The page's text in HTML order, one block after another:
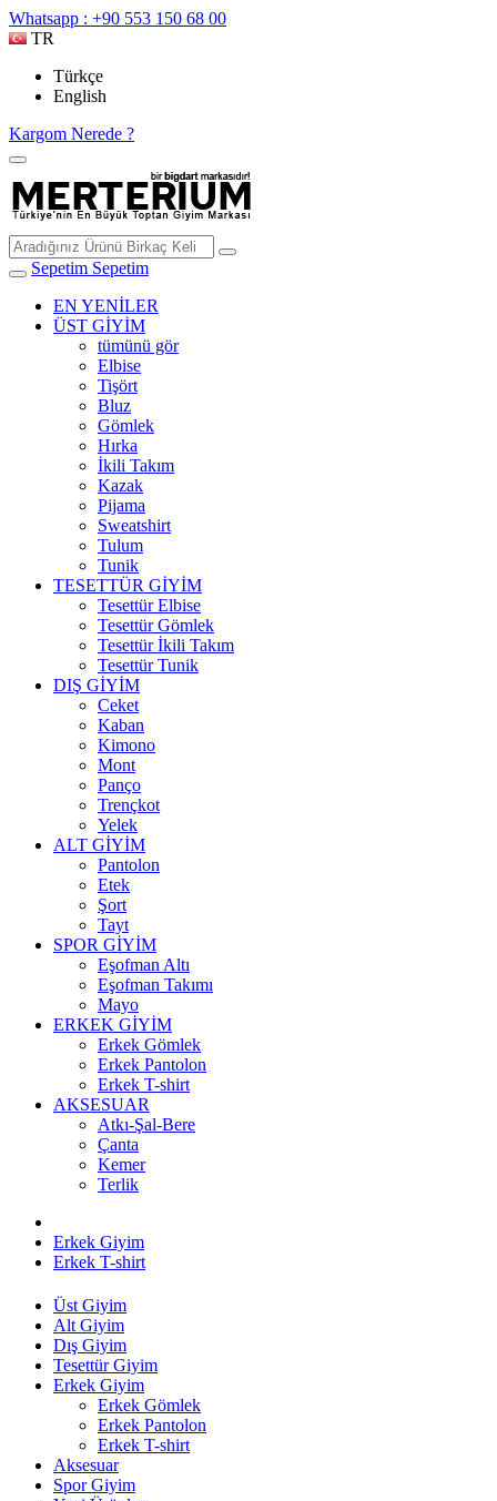
Whatsapp : +90 553 150 68 00
TR
Türkçe
English
Kargom Nerede ?
Sepetim Sepetim
EN YENİLER
ÜST GİYİM
tümünü gör
Elbise
Tişört
Bluz
Gömlek
Hırka
İkili Takım
Kazak
Pijama
Sweatshirt
Tulum
Tunik
TESETTÜR GİYİM
Tesettür Elbise
Tesettür Gömlek
Tesettür İkili Takım
Tesettür Tunik
DIŞ GİYİM
Ceket
Kaban
Kimono
Mont
Panço
Trençkot
Yelek
ALT GİYİM
Pantolon
Etek
Şort
Tayt
SPOR GİYİM
Eşofman Altı
Eşofman Takımı
Mayo
ERKEK GİYİM
Erkek Gömlek
Erkek Pantolon
Erkek T-shirt
AKSESUAR
Atkı-Şal-Bere
Çanta
Kemer
Terlik
Erkek Giyim
Erkek T-shirt
Üst Giyim
Alt Giyim
Dış Giyim
Tesettür Giyim
Erkek Giyim
Erkek Gömlek
Erkek Pantolon
Erkek T-shirt
Aksesuar
Spor Giyim